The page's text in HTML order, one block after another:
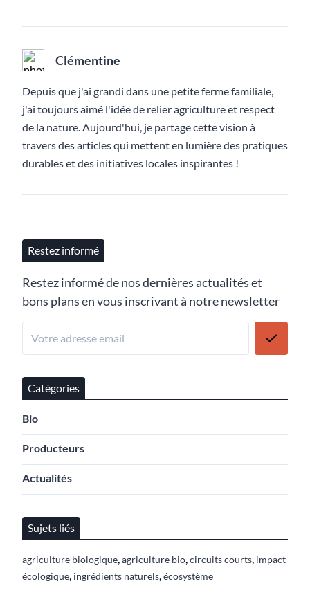
Clémentine
Depuis que j'ai grandi dans une petite ferme familiale,
j'ai toujours aimé l'idée de relier agriculture et respect
de la nature. Aujourd'hui, je partage cette vision à
travers des articles qui mettent en lumière des pratiques
durables et des initiatives locales inspirantes !
Restez informé
Restez informé de nos dernières actualités et
bons plans en vous inscrivant à notre newsletter
Catégories
Bio
Producteurs
Actualités
Sujets liés
agriculture biologique agriculture bio circuits courts impact
écologique ingrédients naturels écosystème